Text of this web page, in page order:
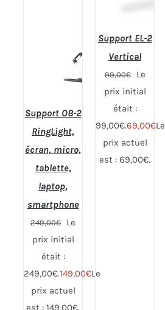
Note4.50
sur 5
AU PANIER
/
DÉTAILS
Support OB-2
RingLight,
écran, micro,
tablette,
laptop,
smartphone
249,00€
Le
prix initial
était :
249,00€.149,00€Le
prix actuel
est : 149,00€.
Note5.00
sur 5
AU PANIER
/
Support EL-2
Vertical
99,00€
Le
prix initial
était :
99,00€.69,00€Le
prix actuel
est : 69,00€.